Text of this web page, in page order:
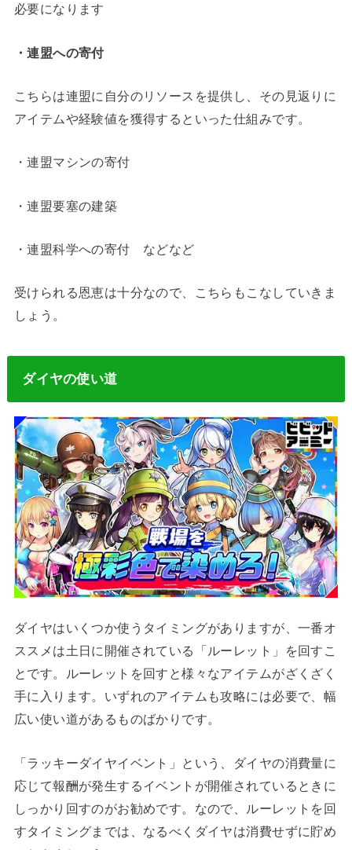
必要になります
・連盟への寄付
こちらは連盟に自分のリソースを提供し、その見返りに
アイテムや経験値を獲得するといった仕組みです。
・連盟マシンの寄付
・連盟要塞の建築
・連盟科学への寄付 などなど
受けられる恩恵は十分なので、こちらもこなしていきま
しょう。
ダイヤの使い道
ダイヤはいくつか使うタイミングがありますが、一番オ
ススメは土日に開催されている「ルーレット」を回すこ
とです。ルーレットを回すと様々なアイテムがざくざく
手に入ります。いずれのアイテムも攻略には必要で、幅
広い使い道があるものばかりです。
「ラッキーダイヤイベント」という、ダイヤの消費量に
応じて報酬が発生するイベントが開催されているときに
しっかり回すのがお勧めです。なので、ルーレットを回
すタイミングまでは、なるべくダイヤは消費せずに貯め